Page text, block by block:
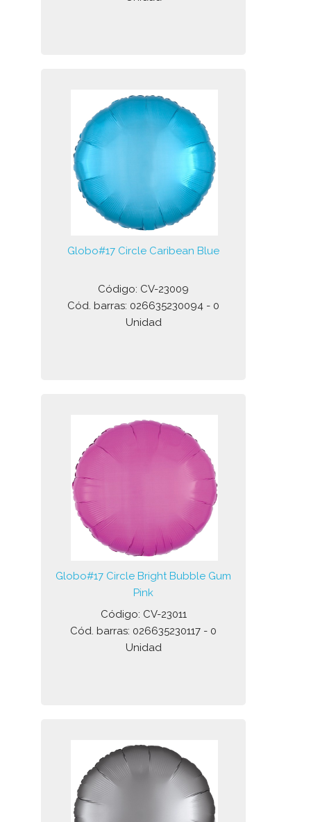
Globo#17 Circle Caribean Blue
Código: CV-23009
Cód. barras: 026635230094 - 0
Unidad
Globo#17 Circle Bright Bubble Gum
Pink
Código: CV-23011
Cód. barras: 026635230117 - 0
Unidad